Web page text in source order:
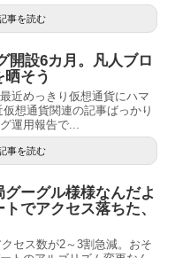
事を読む
開設6カ月。凡人ブロ
晒そう
近めっきり仮想通貨にハマ
想通貨関連の記事ばっかり
運用報告で...
事を読む
ーグル様様なんだよ
でアクセス落ちた、
セス数が2～3割急減。おそ